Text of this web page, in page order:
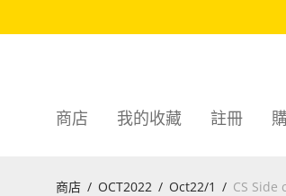
商店 我的收藏 註冊
商店 / OCT2022 / Oct22/1 / CS